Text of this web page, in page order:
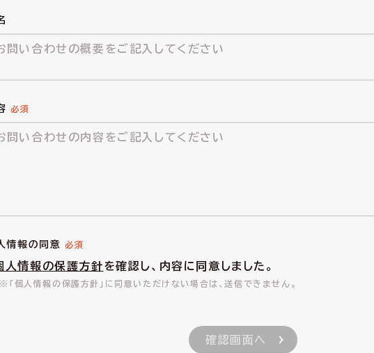
情報の同意
人情報の保護方針を確認し、内容に同意しました。
※「個人情報の保護方針」に同意いただけない場合は、送信できません。